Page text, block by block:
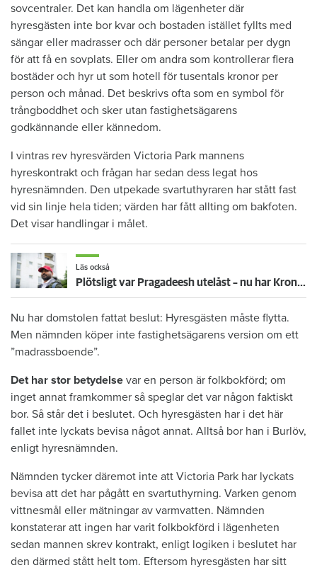
sovcentraler. Det kan handla om lägenheter där
hyresgästen inte bor kvar och bostaden istället fyllts med
sängar eller madrasser och där personer betalar per dygn
för att få en sovplats. Eller om andra som kontrollerar flera
bostäder och hyr ut som hotell för tusentals kronor per
person och månad. Det beskrivs ofta som en symbol för
trångboddhet och sker utan fastighetsägarens
godkännande eller kännedom.
I vintras rev hyresvärden Victoria Park mannens
hyreskontrakt och frågan har sedan dess legat hos
hyresnämnden. Den utpekade svartuthyraren har stått fast
vid sin linje hela tiden; värden har fått allting om bakfoten.
Det visar handlingar i målet.
Läs också
Plötsligt var Pragadeesh utelåst – nu har Kronofogden hans möbler
Nu har domstolen fattat beslut: Hyresgästen måste flytta.
Men nämnden köper inte fastighetsägarens version om ett
”madrassboende”.
Det har stor betydelse var en person är folkbokförd; om
inget annat framkommer så speglar det var någon faktiskt
bor. Så står det i beslutet. Och hyresgästen har i det här
fallet inte lyckats bevisa något annat. Alltså bor han i Burlöv,
enligt hyresnämnden.
Nämnden tycker däremot inte att Victoria Park har lyckats
bevisa att det har pågått en svartuthyrning. Varken genom
vittnesmål eller mätningar av varmvatten. Nämnden
konstaterar att ingen har varit folkbokförd i lägenheten
sedan mannen skrev kontrakt, enligt logiken i beslutet har
den därmed stått helt tom. Eftersom hyresgästen har sitt